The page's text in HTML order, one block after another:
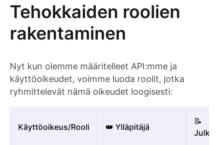
Tehokkaiden roolien
rakentaminen
Nyt kun olemme määritelleet API:mme ja
käyttöoikeudet, voimme luoda roolit, jotka
ryhmittelevät nämä oikeudet loogisesti:
Käyttöoikeus/Rooli 👑 Ylläpitäjä
📝